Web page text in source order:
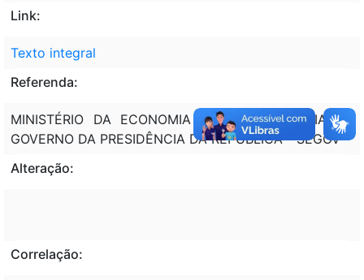
Link:
Texto integral
Referenda:
MINISTÉRIO DA ECONOMIA - ME; SECRETARIA DE
GOVERNO DA PRESIDÊNCIA DA REPÚBLICA - SEGOV
Alteração:
Correlação: